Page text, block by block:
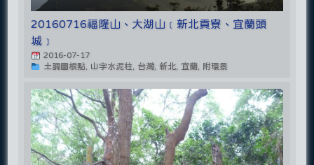
20160716福隆山、大湖山﹝新北貢寮、宜蘭頭
城﹞
2016-07-17
土調圖根點, 山字水泥柱, 台灣, 新北, 宜蘭, 附環景